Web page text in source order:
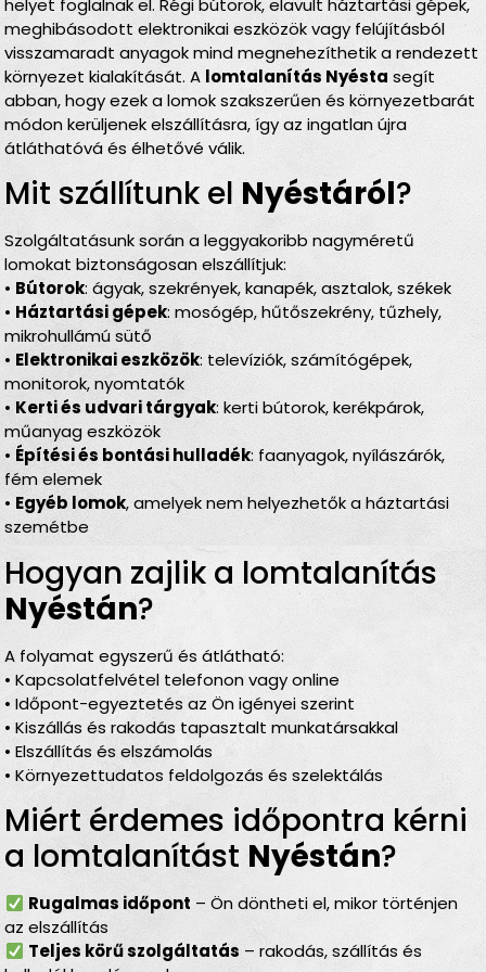
helyet foglalnak el. Régi bútorok, elavult háztartási gépek,
meghibásodott elektronikai eszközök vagy felújításból
visszamaradt anyagok mind megnehezíthetik a rendezett
környezet kialakítását. A lomtalanítás Nyésta segít
abban, hogy ezek a lomok szakszerűen és környezetbarát
módon kerüljenek elszállításra, így az ingatlan újra
átláthatóvá és élhetővé válik.
Mit szállítunk el Nyéstáról?
Szolgáltatásunk során a leggyakoribb nagyméretű
lomokat biztonságosan elszállítjuk:
• Bútorok: ágyak, szekrények, kanapék, asztalok, székek
• Háztartási gépek: mosógép, hűtőszekrény, tűzhely,
mikrohullámú sütő
• Elektronikai eszközök: televíziók, számítógépek,
monitorok, nyomtatók
• Kerti és udvari tárgyak: kerti bútorok, kerékpárok,
műanyag eszközök
• Építési és bontási hulladék: faanyagok, nyílászárók,
fém elemek
• Egyéb lomok, amelyek nem helyezhetők a háztartási
szemétbe
Hogyan zajlik a lomtalanítás
Nyéstán?
A folyamat egyszerű és átlátható:
• Kapcsolatfelvétel telefonon vagy online
• Időpont-egyeztetés az Ön igényei szerint
• Kiszállás és rakodás tapasztalt munkatársakkal
• Elszállítás és elszámolás
• Környezettudatos feldolgozás és szelektálás
Miért érdemes időpontra kérni
a lomtalanítást Nyéstán?
Rugalmas időpont – Ön döntheti el, mikor történjen
az elszállítás
Teljes körű szolgáltatás – rakodás, szállítás és